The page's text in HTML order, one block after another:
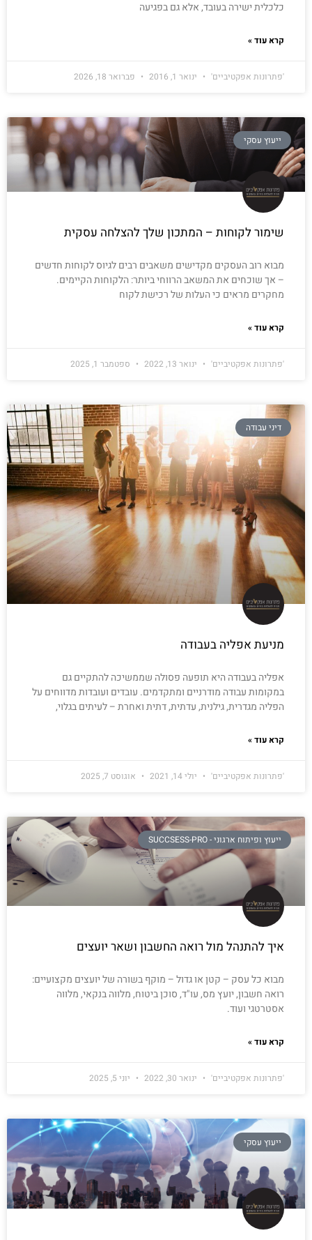
כלכלית ישירה בעובד, אלא גם בפגיעה
קרא עוד »
'פתרונות אפקטיביים' ינואר 1, 2016 פברואר 18, 2026
ייעוץ עסקי
שימור לקוחות – המתכון שלך להצלחה עסקית
מבוא רוב העסקים מקדישים משאבים רבים לגיוס לקוחות חדשים
– אך שוכחים את המשאב הרווחי ביותר: הלקוחות הקיימים.
מחקרים מראים כי העלות של רכישת לקוח
קרא עוד »
'פתרונות אפקטיביים' ינואר 13, 2022 ספטמבר 1, 2025
דיני עבודה
מניעת אפליה בעבודה
אפליה בעבודה היא תופעה פסולה שממשיכה להתקיים גם
במקומות עבודה מודרניים ומתקדמים. עובדים ועובדות מדווחים על
הפליה מגדרית, גילנית, עדתית, דתית ואחרת – לעיתים בגלוי,
קרא עוד »
'פתרונות אפקטיביים' יולי 14, 2021 אוגוסט 7, 2025
ייעוץ ופיתוח ארגוני - SUCCSESS-PRO
איך להתנהל מול רואה החשבון ושאר יועצים
מבוא כל עסק – קטן או גדול – מוקף בשורה של יועצים מקצועיים:
רואה חשבון, יועץ מס, עו"ד, סוכן ביטוח, מלווה בנקאי, מלווה
אסטרטגי ועוד.
קרא עוד »
'פתרונות אפקטיביים' ינואר 30, 2022 יוני 5, 2025
ייעוץ עסקי